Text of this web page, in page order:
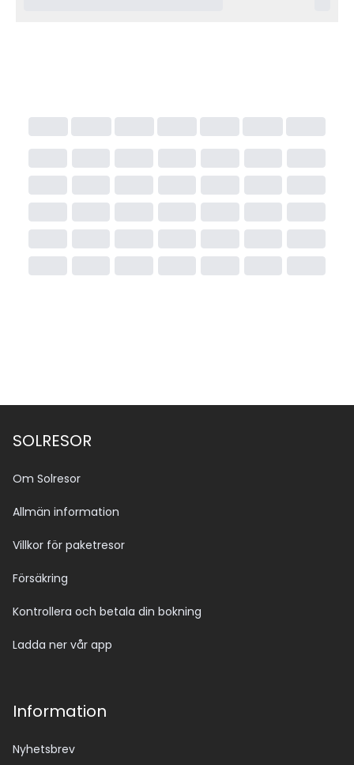
SOLRESOR
Om Solresor
Allmän information
Villkor för paketresor
Försäkring
Kontrollera och betala din bokning
Ladda ner vår app
Information
Nyhetsbrev